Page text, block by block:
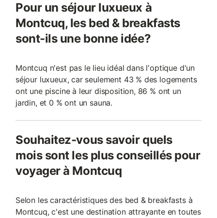
Pour un séjour luxueux à
Montcuq, les bed & breakfasts
sont-ils une bonne idée?
Montcuq n'est pas le lieu idéal dans l'optique d'un
séjour luxueux, car seulement 43 % des logements
ont une piscine à leur disposition, 86 % ont un
jardin, et 0 % ont un sauna.
Souhaitez-vous savoir quels
mois sont les plus conseillés pour
voyager à Montcuq
Selon les caractéristiques des bed & breakfasts à
Montcuq, c'est une destination attrayante en toutes